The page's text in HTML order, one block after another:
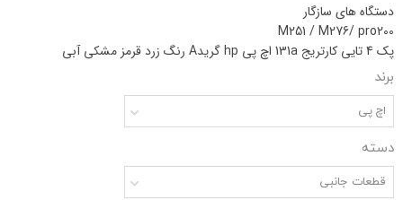
دستگاه های سازگار
M251 / M276/ pro200
پک 4 تایی کارتریج 131a اچ پی hp گریدA رنگ زرد قرمز مشکی آبی
برند
اچ پی
دسته
قطعات جانبی